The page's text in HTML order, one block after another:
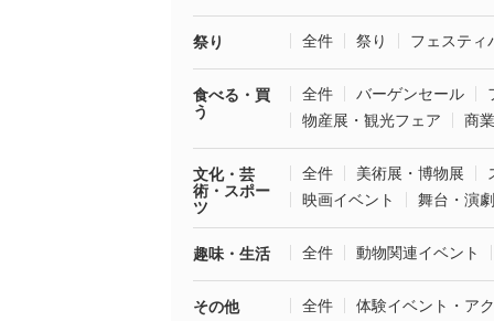
祭り 全件 祭り フェスティ
食べる・買
う
全件 バーゲンセール
物産展・観光フェア
商
文化・芸
術・スポー
ツ
全件 美術展・博物展
映画イベント
舞台・演劇
趣味・生活 全件 動物関連イベント
その他 全件 体験イベント・ア